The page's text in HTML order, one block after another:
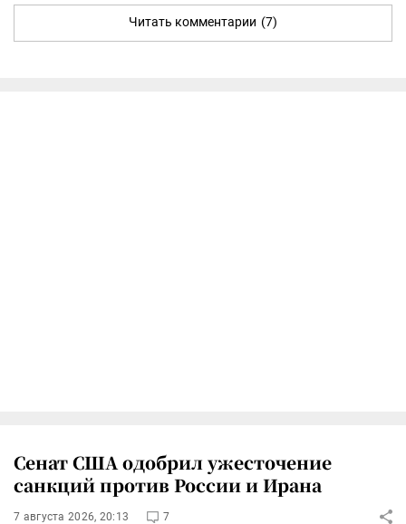
Читать комментарии (7)
Сенат США одобрил ужесточение
санкций против России и Ирана
7 августа 2026, 20:13 7